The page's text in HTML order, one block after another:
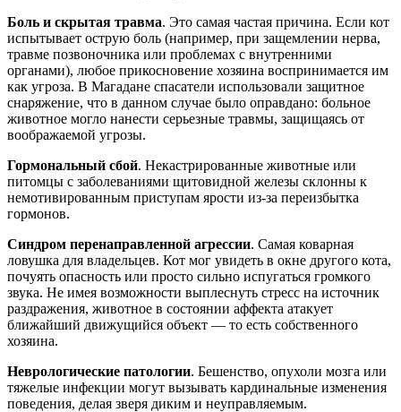
Боль и скрытая травма. Это самая частая причина. Если кот
испытывает острую боль (например, при защемлении нерва,
травме позвоночника или проблемах с внутренними
органами), любое прикосновение хозяина воспринимается им
как угроза. В Магадане спасатели использовали защитное
снаряжение, что в данном случае было оправдано: больное
животное могло нанести серьезные травмы, защищаясь от
воображаемой угрозы.
Гормональный сбой. Некастрированные животные или
питомцы с заболеваниями щитовидной железы склонны к
немотивированным приступам ярости из-за переизбытка
гормонов.
Синдром перенаправленной агрессии. Самая коварная
ловушка для владельцев. Кот мог увидеть в окне другого кота,
почуять опасность или просто сильно испугаться громкого
звука. Не имея возможности выплеснуть стресс на источник
раздражения, животное в состоянии аффекта атакует
ближайший движущийся объект — то есть собственного
хозяина.
Неврологические патологии. Бешенство, опухоли мозга или
тяжелые инфекции могут вызывать кардинальные изменения
поведения, делая зверя диким и неуправляемым.